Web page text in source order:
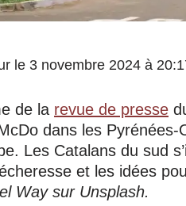
le 3 novembre 2024 à
de la revue de presse
dans les
Les Catalans du sud
et les idées
Way sur Unsplash.